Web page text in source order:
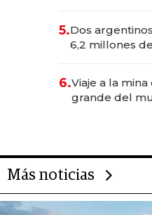
para
5.Dos
6,2 millones
6.Viaje a la
grande del
Más noticias